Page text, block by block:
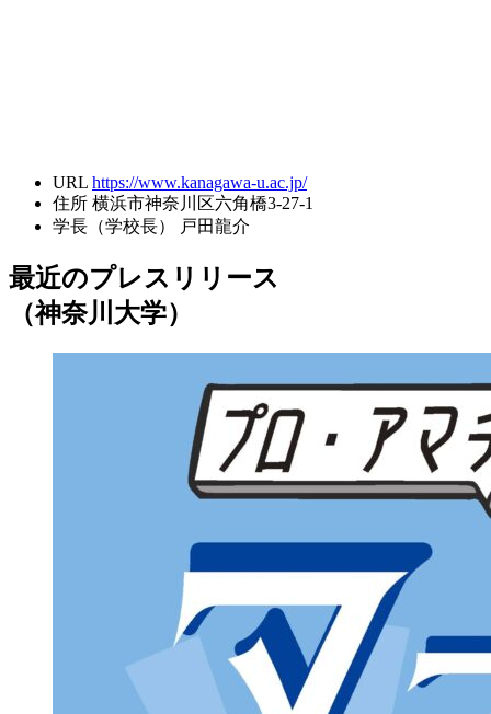
URL https://www.kanagawa-u.ac.jp/
住所 横浜市神奈川区六角橋3-27-1
学長（学校長）
戸田龍介
最近のプレスリリース
（神奈川大学）